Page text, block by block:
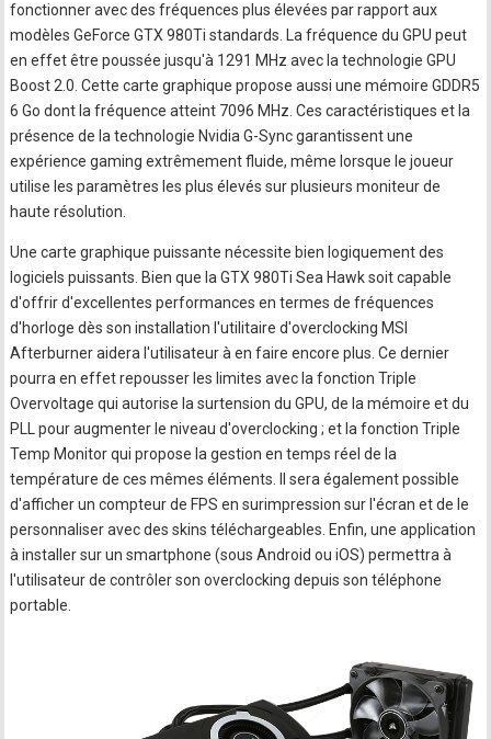
fonctionner avec des fréquences plus élevées par rapport aux
modèles GeForce GTX 980Ti standards. La fréquence du GPU peut
en effet être poussée jusqu'à 1291 MHz avec la technologie GPU
Boost 2.0. Cette carte graphique propose aussi une mémoire GDDR5
6 Go dont la fréquence atteint 7096 MHz. Ces caractéristiques et la
présence de la technologie Nvidia G-Sync garantissent une
expérience gaming extrêmement fluide, même lorsque le joueur
utilise les paramètres les plus élevés sur plusieurs moniteur de
haute résolution.
Une carte graphique puissante nécessite bien logiquement des
logiciels puissants. Bien que la GTX 980Ti Sea Hawk soit capable
d'offrir d'excellentes performances en termes de fréquences
d'horloge dès son installation l'utilitaire d'overclocking MSI
Afterburner aidera l'utilisateur à en faire encore plus. Ce dernier
pourra en effet repousser les limites avec la fonction Triple
Overvoltage qui autorise la surtension du GPU, de la mémoire et du
PLL pour augmenter le niveau d'overclocking ; et la fonction Triple
Temp Monitor qui propose la gestion en temps réel de la
température de ces mêmes éléments. Il sera également possible
d'afficher un compteur de FPS en surimpression sur l'écran et de le
personnaliser avec des skins téléchargeables. Enfin, une application
à installer sur un smartphone (sous Android ou iOS) permettra à
l'utilisateur de contrôler son overclocking depuis son téléphone
portable.